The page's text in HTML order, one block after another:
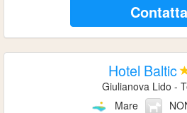
Contatta
Hotel Baltic
Giulianova Lido -
Mare